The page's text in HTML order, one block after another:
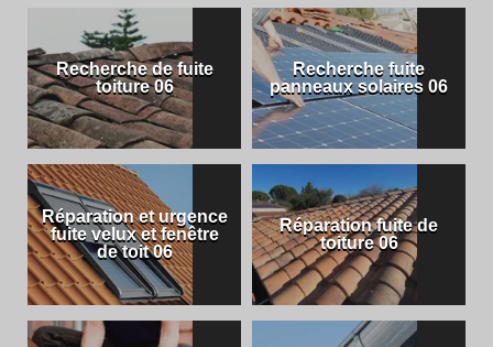
Recherche de fuite
toiture 06
Recherche fuite
panneaux solaires 06
Réparation et urgence
fuite velux et fenêtre
de toit 06
Réparation fuite de
toiture 06